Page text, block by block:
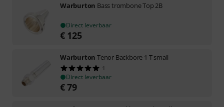
Warburton Bass trombone Top 2B
Direct leverbaar
€ 125
Warburton Tenor Backbore 1 T small
1
Direct leverbaar
€79